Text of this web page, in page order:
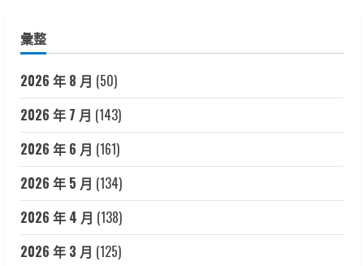
彙整
2026 年 8 月 (50)
2026 年 7 月 (143)
2026 年 6 月 (161)
2026 年 5 月 (134)
2026 年 4 月 (138)
2026 年 3 月 (125)